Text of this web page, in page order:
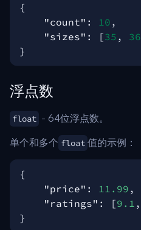
{
"count" : 10 ,
"sizes" : [35 , 36
}
浮点数
float - 64位浮点数。
单个和多个 float 值的示例：
{
"price" : 11.99 ,
"ratings" : [9.1 ,
}